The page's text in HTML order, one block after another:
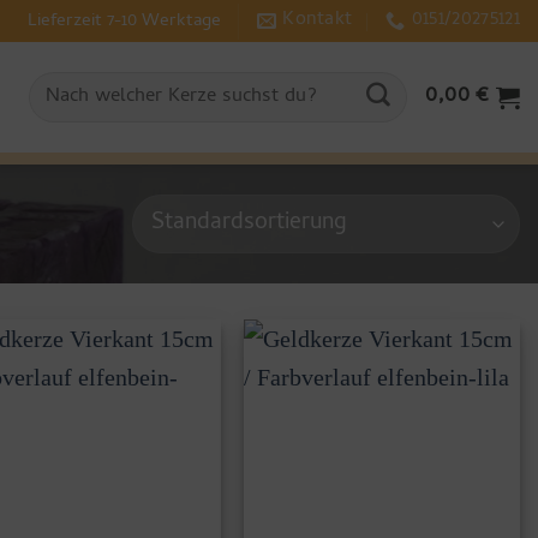
Lieferzeit 7-10 Werktage Kontakt 0151/20275121
Suchen
0,00€